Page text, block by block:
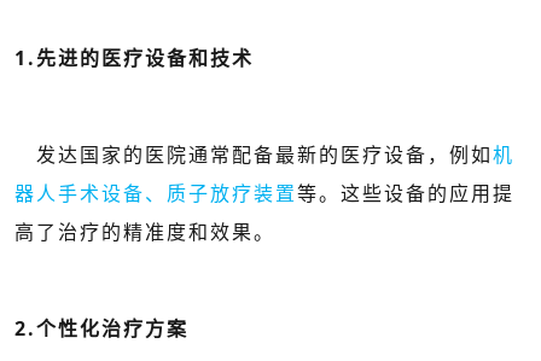
1.先进的医疗设备和技术
发达国家的医院通常配备最新的医疗设备，例如机
器人手术设备、质子放疗装置等。这些设备的应用提
高了治疗的精准度和效果。
2.个性化治疗方案